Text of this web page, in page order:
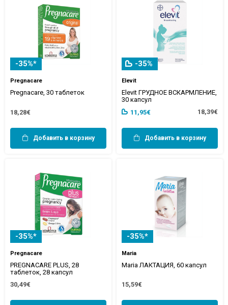
-35%*
Pregnacare
Pregnacare, 30 таблеток
18,28€
Добавить в корзину
-35%
Elevit
Elevit ГРУДНОЕ ВСКАРМЛЕНИЕ,
30 капсул
11,95€
18,39€
Добавить в корзину
-35%*
Pregnacare
PREGNACARE PLUS, 28
таблеток, 28 капсул
30,49€
-35%*
Maria
Maria ЛАКТАЦИЯ, 60 капсул
15,59€